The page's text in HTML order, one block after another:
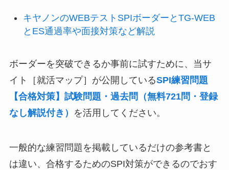
キヤノンのWEBテストSPIボーダーとTG-WEB
とES通過率や面接対策など解説
ボーダーを突破できるか事前に試すために、当サ
イト［就活マップ］が公開しているSPI練習問題
【合格対策】試験問題・過去問（無料721問・登録
なし解説付き）
を活用してください。
一般的な練習問題を掲載しているだけの参考書と
は違い、合格するためのSPI対策ができるのでおす